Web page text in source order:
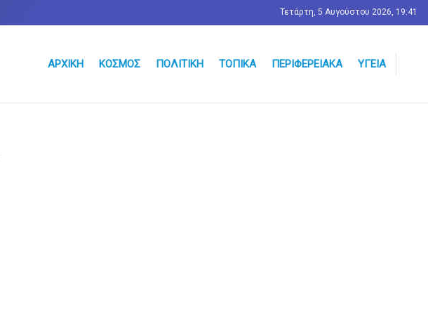
Τετάρτη, 5 Αυγούστου 2026, 19:41
ΑΡΧΙΚΉ ΚΌΣΜΟΣ ΠΟΛΙΤΙΚΉ ΤΟΠΙΚΆ ΠΕΡΙΦΕΡΕΙΑΚΆ ΥΓΕΊΑ